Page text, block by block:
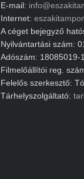
E-mail:
Internet:
A céget bejegyző
Nyilvántartási szám:
Adószám: 18085019-
Filmelőállítói reg.
Felelős szerkesztő:
Tárhelyszolgáltató: